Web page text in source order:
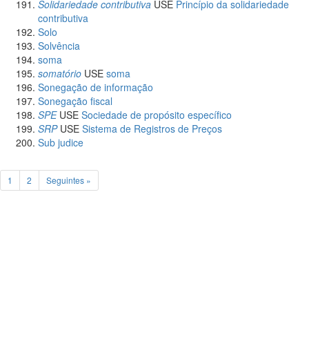
Solidariedade contributiva USE Princípio da solidariedade
contributiva
Solo
Solvência
soma
somatório USE soma
Sonegação de informação
Sonegação fiscal
SPEUSE Sociedade de propósito específico
SRPUSE Sistema de Registros de Preços
Sub judice
1 2 Seguintes »